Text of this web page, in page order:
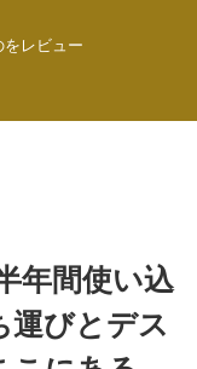
レビュー
年間使い込
運びとデス